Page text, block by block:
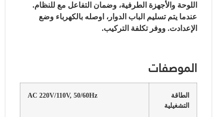
اللوحة والأجهزة الطرفية، وضمان التفاعل مع للنظام.
عندما يتم تسليم الباب الدوار، اوصله بالكهرباء وضع
الإعدادت. ووفر تكلفة التركيب.
الموصفات
الطاقة
التشغيلية
AC 220V/110V, 50/60Hz